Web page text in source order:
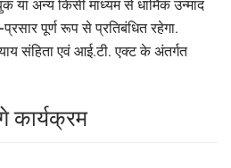
या अन्य किसी माध्यम से धार्मिक उन्माद
पूर्ण रूप से प्रतिबंधित रहेगा.
संहिता एवं आई.टी. एक्ट के अंतर्गत
कार्यक्रम